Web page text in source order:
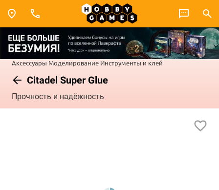
Аксессуары Моделирование Инструменты и клей
Citadel Super Glue
Прочность и надёжность